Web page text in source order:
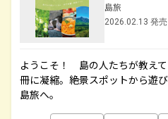
島旅
2026.02.13 発売
ようこそ！ 島の人たちが教え
冊に凝縮。絶景スポットから遊
島旅へ。